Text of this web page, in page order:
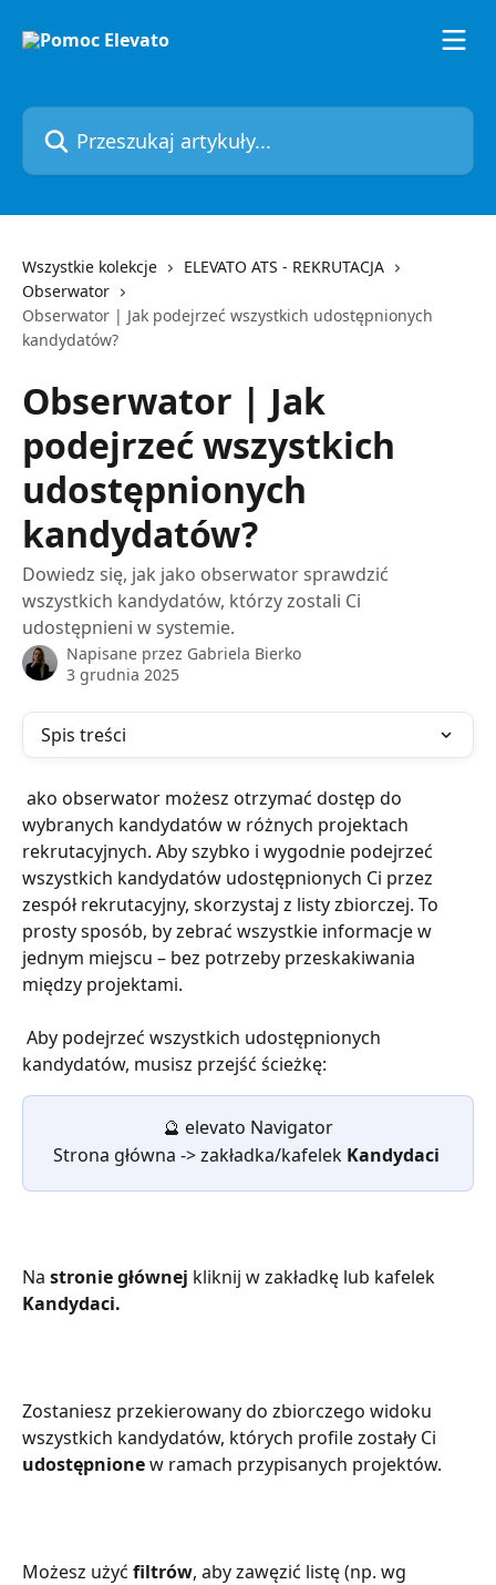
Przeszukaj artykuły...
Wszystkie kolekcje
ELEVATO ATS - REKRUTACJA
Obserwator
Obserwator | Jak podejrzeć wszystkich udostępnionych
kandydatów?
Obserwator | Jak
podejrzeć wszystkich
udostępnionych
kandydatów?
Dowiedz się, jak jako obserwator sprawdzić
wszystkich kandydatów, którzy zostali Ci
udostępnieni w systemie.
Napisane przez Gabriela Bierko
3 grudnia 2025
Spis treści
wybranych kandydatów w różnych projektach
rekrutacyjnych. Aby szybko i wygodnie podejrzeć
wszystkich kandydatów udostępnionych Ci przez
zespół rekrutacyjny, skorzystaj z listy zbiorczej. To
prosty sposób, by zebrać wszystkie informacje w
jednym miejscu – bez potrzeby przeskakiwania
między projektami.
kandydatów, musisz przejść ścieżkę:
🔮 elevato Navigator
Strona główna -> zakładka/kafelek Kandydaci
Na stronie głównej kliknij w zakładkę lub kafelek
Kandydaci.
Zostaniesz przekierowany do zbiorczego widoku
wszystkich kandydatów, których profile zostały Ci
udostępnione w ramach przypisanych projektów.
Możesz użyć filtrów, aby zawęzić listę (np. wg